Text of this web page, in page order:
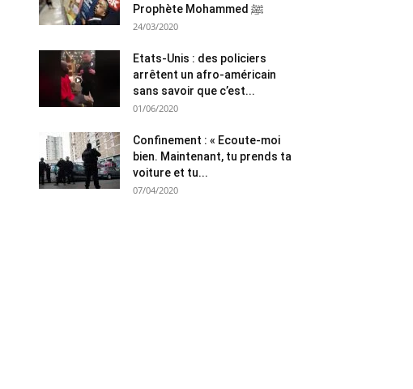
Prophète Mohammed ﷺ
24/03/2020
Etats-Unis : des policiers
arrêtent un afro-américain
sans savoir que c’est...
01/06/2020
Confinement : « Ecoute-moi
bien. Maintenant, tu prends ta
voiture et tu...
07/04/2020